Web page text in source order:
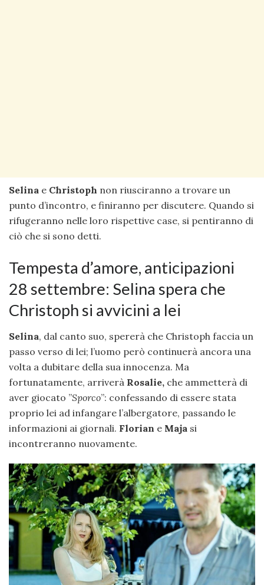
Selina e Christoph non riusciranno a trovare un
punto d’incontro, e finiranno per discutere. Quando si
rifugeranno nelle loro rispettive case, si pentiranno di
ciò che si sono detti.
Tempesta d’amore, anticipazioni
28 settembre: Selina spera che
Christoph si avvicini a lei
Selina, dal canto suo, spererà che Christoph faccia un
passo verso di lei; l’uomo però continuerà ancora una
volta a dubitare della sua innocenza. Ma
fortunatamente, arriverà Rosalie, che ammetterà di
aver giocato ”Sporco”: confessando di essere stata
proprio lei ad infangare l’albergatore, passando le
informazioni ai giornali. Florian e Maja si
incontreranno nuovamente.